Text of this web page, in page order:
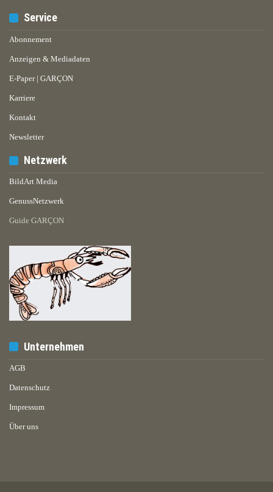
Service
Abonnement
Anzeigen & Mediadaten
E-Paper | GARÇON
Karriere
Kontakt
Newsletter
Netzwerk
BildArt Media
GenussNetzwerk
Guide GARÇON
Unternehmen
AGB
Datenschutz
Impressum
Über uns